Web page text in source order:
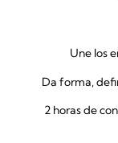
Une los
Da forma,
2 horas de